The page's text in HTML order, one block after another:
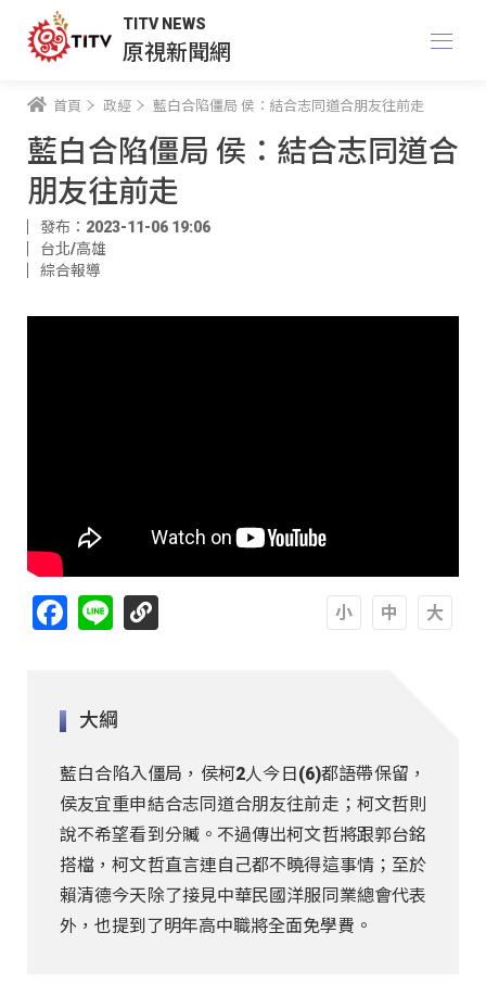
TITV NEWS
原視新聞網
首頁 政經 藍白合陷僵局 侯：結合志同道合朋友往前走
藍白合陷僵局 侯：結合志同道合
朋友往前走
發布：2023-11-06 19:06
台北/高雄
綜合報導
Facebook
Line
大綱
藍白合陷入僵局，侯柯2人今日(6)都語帶保留，
侯友宜重申結合志同道合朋友往前走；柯文哲則
說不希望看到分贓。不過傳出柯文哲將跟郭台銘
搭檔，柯文哲直言連自己都不曉得這事情；至於
賴清德今天除了接見中華民國洋服同業總會代表
外，也提到了明年高中職將全面免學費。